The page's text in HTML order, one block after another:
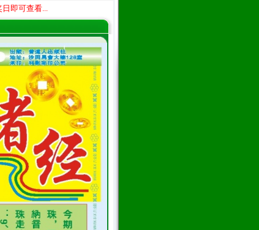
即可查看...